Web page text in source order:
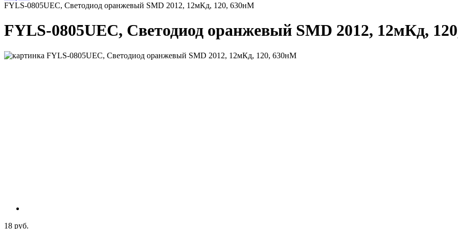
FYLS-0805UEC, Светодиод оранжевый SMD 2012, 12мКд, 120, 630нМ
FYLS-0805UEC, Светодиод оранжевый SMD 2012, 12мКд,
18 руб.